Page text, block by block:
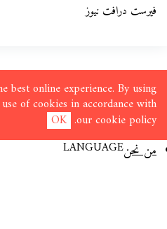
best online experience. By using
of cookies in accordance with
ourcookie policy
.
OK
من نحنLANGUAGE
فيرست درافت نيوز